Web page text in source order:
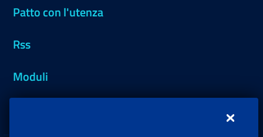
Patto con l'utenza
Rss
Moduli